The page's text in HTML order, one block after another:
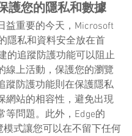
護您的隱私和數據
益重要的今天，Microsoft
隱私和資料安全放在首
的追蹤防護功能可以阻止
線上活動，保護您的瀏覽
蹤防護功能則在保護隱私
網站的相容性，避免出現
等問題。此外，Edge的
模式讓您可以在不留下任何